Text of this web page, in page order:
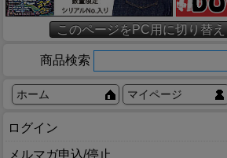
このページをPC用に切り替え
商品検索
ホーム マイページ
ログイン
メルマガ申込/停止